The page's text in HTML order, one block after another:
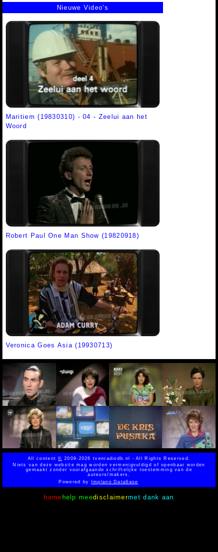
Nieuwe Video's
Maritiem (19830310) - 04 - Zeelui aan het
Woord
Robert Paul One Man Show (19820918)
Veronica Goes Asia (19930713)
All content© 2009-2026 tvenradiodb.nl - All Rights Reserved.
Niets van deze website mag worden vermenigvuldigd of openbaar worden
gemaakt zonder voorafgaande schriftelijke toestemming van de
auteurs/makers.
Powered by Implano Data6ase
homehelp meedisclaimermet dank aan